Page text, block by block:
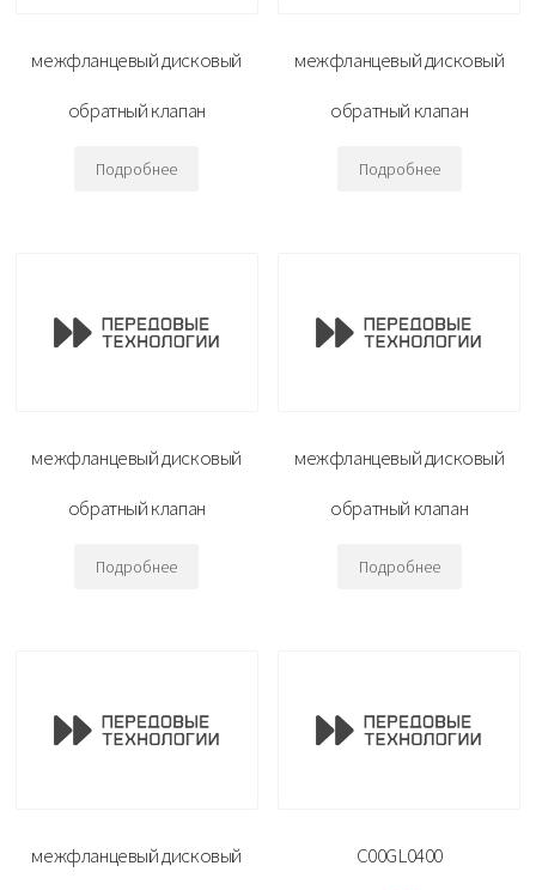
межфланцевый дисковый
обратный клапан
Подробнее
межфланцевый дисковый
обратный клапан
Подробнее
межфланцевый дисковый
обратный клапан
Подробнее
межфланцевый дисковый
обратный клапан
Подробнее
межфланцевый дисковый
C00GL0400